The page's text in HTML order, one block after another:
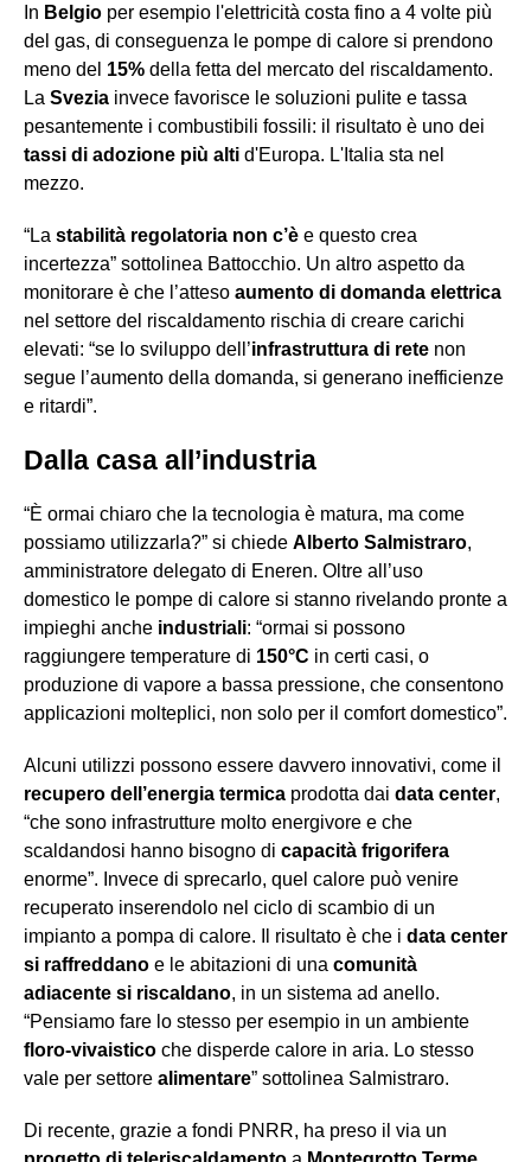
In Belgio per esempio l'elettricità costa fino a 4 volte più
del gas, di conseguenza le pompe di calore si prendono
meno del 15% della fetta del mercato del riscaldamento.
La Svezia invece favorisce le soluzioni pulite e tassa
pesantemente i combustibili fossili: il risultato è uno dei
tassi di adozione più alti d'Europa. L'Italia sta nel
mezzo.
“La stabilità regolatoria non c’è e questo crea
incertezza” sottolinea Battocchio. Un altro aspetto da
monitorare è che l’atteso aumento di domanda elettrica
nel settore del riscaldamento rischia di creare carichi
elevati: “se lo sviluppo dell’infrastruttura di rete non
segue l’aumento della domanda, si generano inefficienze
e ritardi”.
Dalla casa all’industria
“È ormai chiaro che la tecnologia è matura, ma come
possiamo utilizzarla?” si chiede Alberto Salmistraro,
amministratore delegato di Eneren. Oltre all’uso
domestico le pompe di calore si stanno rivelando pronte a
impieghi anche industriali: “ormai si possono
raggiungere temperature di 150°C in certi casi, o
produzione di vapore a bassa pressione, che consentono
applicazioni molteplici, non solo per il comfort domestico”.
Alcuni utilizzi possono essere davvero innovativi, come il
recupero dell’energia termica prodotta dai data center,
“che sono infrastrutture molto energivore e che
scaldandosi hanno bisogno di capacità frigorifera
enorme”. Invece di sprecarlo, quel calore può venire
recuperato inserendolo nel ciclo di scambio di un
impianto a pompa di calore. Il risultato è che i data center
si raffreddano e le abitazioni di una comunità
adiacente si riscaldano, in un sistema ad anello.
“Pensiamo fare lo stesso per esempio in un ambiente
floro-vivaistico che disperde calore in aria. Lo stesso
vale per settore alimentare” sottolinea Salmistraro.
Di recente, grazie a fondi PNRR, ha preso il via un